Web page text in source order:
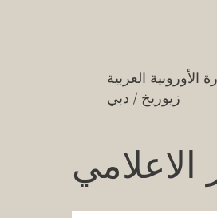
زيوريخ / دبي
الاعلامي